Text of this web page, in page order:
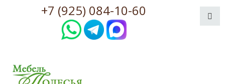
+7 (925) 084-10-60